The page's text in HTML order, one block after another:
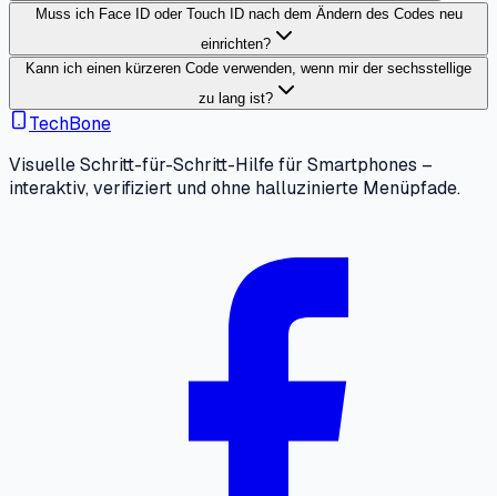
Muss ich Face ID oder Touch ID nach dem Ändern des Codes neu
einrichten?
Kann ich einen kürzeren Code verwenden, wenn mir der sechsstellige
zu lang ist?
TechBone
Visuelle Schritt-für-Schritt-Hilfe für Smartphones –
interaktiv, verifiziert und ohne halluzinierte Menüpfade.